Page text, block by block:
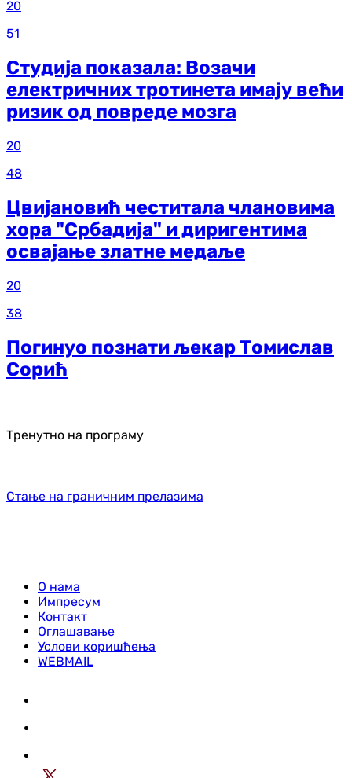
20
51
Студија показала: Возачи
електричних тротинета имају већи
ризик од повреде мозга
20
48
Цвијановић честитала члановима
хора "Србадија" и диригентима
освајање златне медаље
20
38
Погинуо познати љекар Томислав
Сорић
Тренутно на програму
Стање на граничним прелазима
О нама
Импресум
Контакт
Оглашавање
Услови коришћења
WEBMAIL